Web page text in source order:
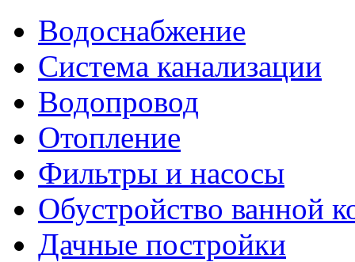
Водоснабжение
Система канализации
Водопровод
Отопление
Фильтры и насосы
Обустройство ванной
Дачные постройки